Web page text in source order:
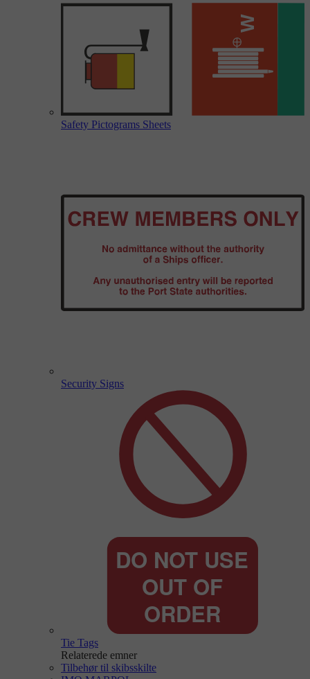
Safety Pictograms Sheets
Security Signs
Tie Tags
Relaterede emner
Tilbehør til skibsskilte